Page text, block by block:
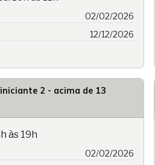
02/02/2026
12/12/2026
2 - acima de 13
às 19h
02/02/2026